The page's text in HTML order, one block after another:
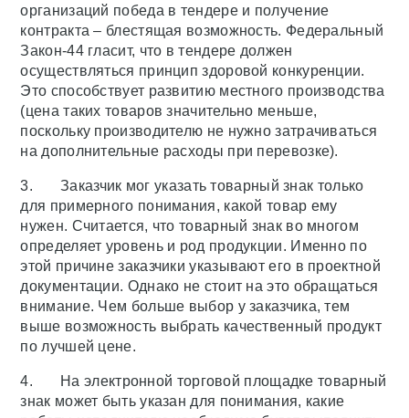
организаций победа в тендере и получение
контракта – блестящая возможность. Федеральный
Закон-44 гласит, что в тендере должен
осуществляться принцип здоровой конкуренции.
Это способствует развитию местного производства
(цена таких товаров значительно меньше,
поскольку производителю не нужно затрачиваться
на дополнительные расходы при перевозке).
3. Заказчик мог указать товарный знак только
для примерного понимания, какой товар ему
нужен. Считается, что товарный знак во многом
определяет уровень и род продукции. Именно по
этой причине заказчики указывают его в проектной
документации. Однако не стоит на это обращаться
внимание. Чем больше выбор у заказчика, тем
выше возможность выбрать качественный продукт
по лучшей цене.
4. На электронной торговой площадке товарный
знак может быть указан для понимания, какие